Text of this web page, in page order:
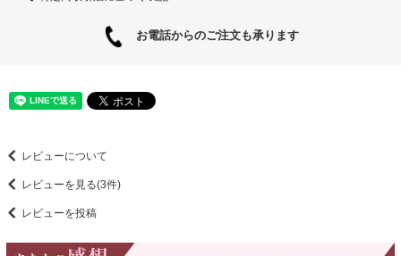
お電話からのご注文も承ります
レビューについて
レビューを見る(3件)
レビューを投稿